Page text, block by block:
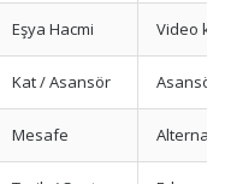
Eşya Hacmi Video
Kat / Asansör Asansör
Mesafe